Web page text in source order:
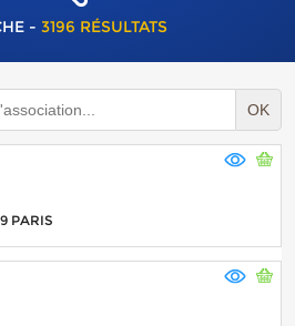
- 3196 RÉSULTATS
OK
PARIS